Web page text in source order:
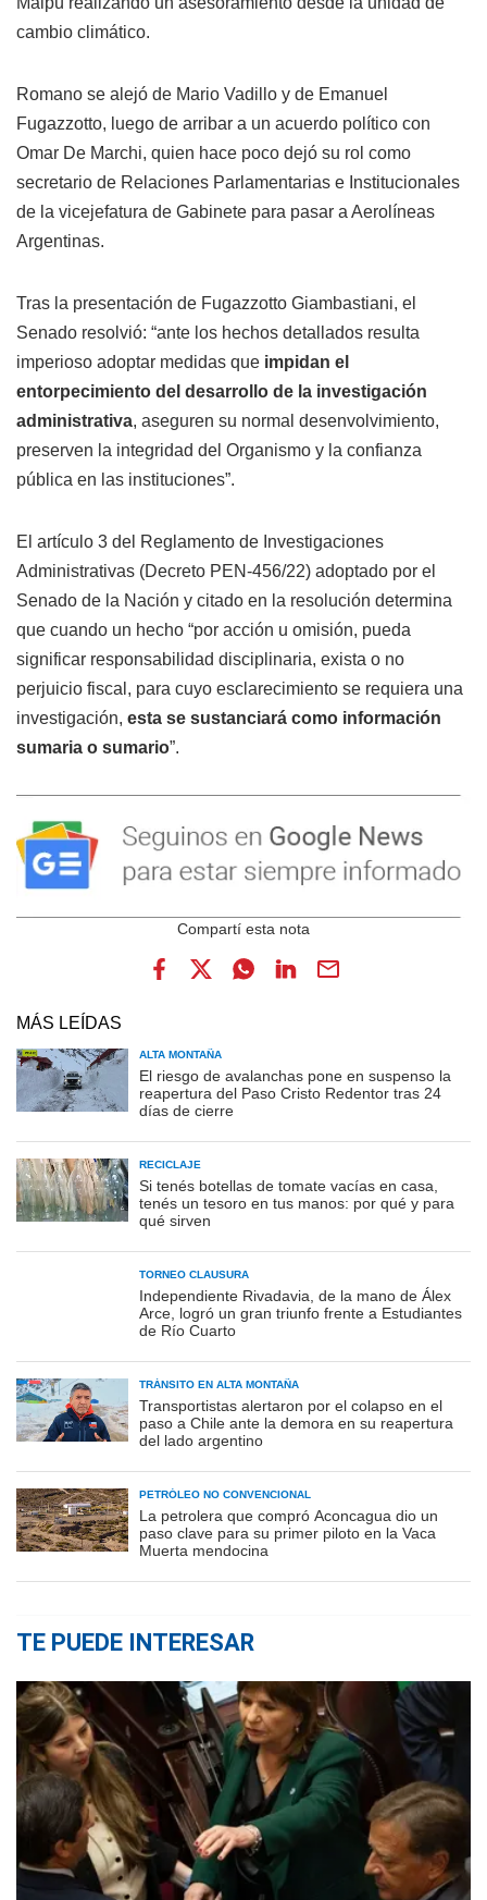
cambio climático.
Romano se alejó de Mario Vadillo y de Emanuel
Fugazzotto, luego de arribar a un acuerdo político con
Omar De Marchi, quien hace poco dejó su rol como
secretario de Relaciones Parlamentarias e Institucionales
de la vicejefatura de Gabinete para pasar a Aerolíneas
Argentinas.
Tras la presentación de Fugazzotto Giambastiani, el
Senado resolvió: “ante los hechos detallados resulta
imperioso adoptar medidas que impidan el
entorpecimiento del desarrollo de la investigación
administrativa, aseguren su normal desenvolvimiento,
preserven la integridad del Organismo y la confianza
pública en las instituciones”.
El artículo 3 del Reglamento de Investigaciones
Administrativas (Decreto PEN-456/22) adoptado por el
Senado de la Nación y citado en la resolución determina
que cuando un hecho “por acción u omisión, pueda
significar responsabilidad disciplinaria, exista o no
perjuicio fiscal, para cuyo esclarecimiento se requiera una
investigación, esta se sustanciará como información
sumaria o sumario”.
MÁS LEÍDAS
ALTA MONTAÑA
El riesgo de avalanchas pone en suspenso la
reapertura del Paso Cristo Redentor tras 24
días de cierre
RECICLAJE
Si tenés botellas de tomate vacías en casa,
tenés un tesoro en tus manos: por qué y para
qué sirven
TORNEO CLAUSURA
Independiente Rivadavia, de la mano de Álex
Arce, logró un gran triunfo frente a Estudiantes
de Río Cuarto
TRÁNSITO EN ALTA MONTAÑA
Transportistas alertaron por el colapso en el
paso a Chile ante la demora en su reapertura
del lado argentino
PETRÓLEO NO CONVENCIONAL
La petrolera que compró Aconcagua dio un
paso clave para su primer piloto en la Vaca
Muerta mendocina
TE PUEDE INTERESAR